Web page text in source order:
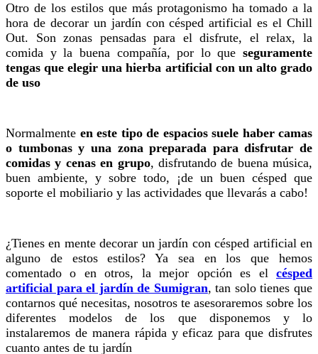
Otro de los estilos que más protagonismo ha tomado a la
hora de decorar un jardín con césped artificial es el Chill
Out. Son zonas pensadas para el disfrute, el relax, la
comida y la buena compañía, por lo que seguramente
tengas que elegir una hierba artificial con un alto grado
de uso
Normalmente en este tipo de espacios suele haber camas
o tumbonas y una zona preparada para disfrutar de
comidas y cenas en grupo, disfrutando de buena música,
buen ambiente, y sobre todo, ¡de un buen césped que
soporte el mobiliario y las actividades que llevarás a cabo!
¿Tienes en mente decorar un jardín con césped artificial en
alguno de estos estilos? Ya sea en los que hemos
comentado o en otros, la mejor opción es el césped
artificial para el jardín de Sumigran, tan solo tienes que
contarnos qué necesitas, nosotros te asesoraremos sobre los
diferentes modelos de los que disponemos y lo
instalaremos de manera rápida y eficaz para que disfrutes
cuanto antes de tu jardín